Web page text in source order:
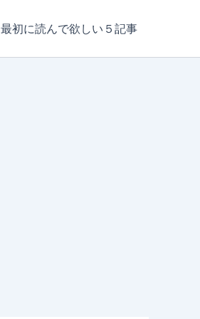
最初に読んで欲しい５記事